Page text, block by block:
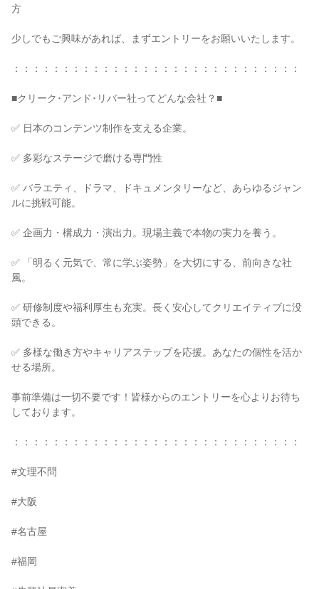
方
少しでもご興味があれば、まずエントリーをお願いいたします。
：：：：：：：：：：：：：：：：：：：：：：：：：：：：：
■クリーク･アンド･リバー社ってどんな会社？■
✅ 日本のコンテンツ制作を支える企業。
✅ 多彩なステージで磨ける専門性
✅ バラエティ、ドラマ、ドキュメンタリーなど、あらゆるジャン
ルに挑戦可能。
✅ 企画力・構成力・演出力。現場主義で本物の実力を養う。
✅ 「明るく元気で、常に学ぶ姿勢」を大切にする、前向きな社
風。
✅ 研修制度や福利厚生も充実。長く安心してクリエイティブに没
頭できる。
✅ 多様な働き方やキャリアステップを応援。あなたの個性を活か
せる場所。
事前準備は一切不要です！皆様からのエントリーを心よりお待ち
しております。
：：：：：：：：：：：：：：：：：：：：：：：：：：：：：
#文理不問
#大阪
#名古屋
#福岡